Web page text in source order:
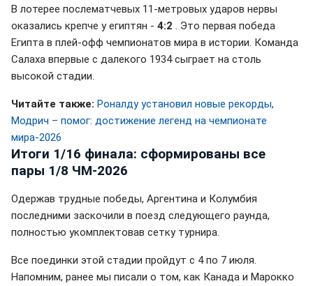
В лотерее послематчевых 11-метровых ударов нервы
оказались крепче у египтян - 4:2 . Это первая победа
Египта в плей-офф чемпионатов мира в истории. Команда
Салаха впервые с далекого 1934 сыграет на столь
высокой стадии.
Читайте также: Роналду установил новые рекорды,
Модрич – помог: достижение легенд на чемпионате
мира-2026
Итоги 1/16 финала: сформированы все
пары 1/8 ЧМ-2026
Одержав трудные победы, Аргентина и Колумбия
последними заскочили в поезд следующего раунда,
полностью укомплектовав сетку турнира.
Все поединки этой стадии пройдут с 4 по 7 июля.
Напомним, ранее мы писали о том, как Канада и Марокко